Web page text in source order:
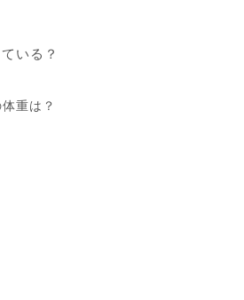
いる？
重は？